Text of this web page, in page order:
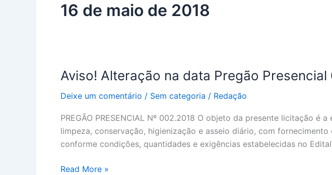
16 de maio de 2018
Aviso! Alteração na data Pregão Presencial
Deixe um comentário / Sem categoria / Redação
PREGÃO PRESENCIAL Nº 002.2018 O objeto da presente licitação
limpeza, conservação, higienização e asseio diário, com
conforme condições, quantidades e exigências estabelecidas no
Aviso!
na
data
Pregão
Presencial
Read More »